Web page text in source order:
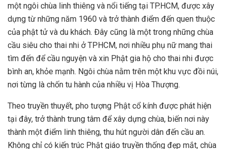
một ngôi chùa linh thiêng và nổi tiếng tại TP.HCM, được xây
dựng từ những năm 1960 và trở thành điểm đến quen thuộc
của phật tử và du khách. Đây cũng là một trong những chùa
cầu siêu cho thai nhi ở TPHCM, nơi nhiều phụ nữ mang thai
tìm đến để cầu nguyện và xin Phật gia hộ cho thai nhi được
bình an, khỏe mạnh. Ngôi chùa nằm trên một khu vực đồi núi,
nơi từng là chốn tu hành của nhiều vị Hòa Thượng.
Theo truyền thuyết, pho tượng Phật cổ kính được phát hiện
tại đây, trở thành trung tâm để xây dựng chùa, biến nơi này
thành một điểm linh thiêng, thu hút người dân đến cầu an.
Không chỉ có kiến trúc Phật giáo truyền thống đẹp mắt, chùa